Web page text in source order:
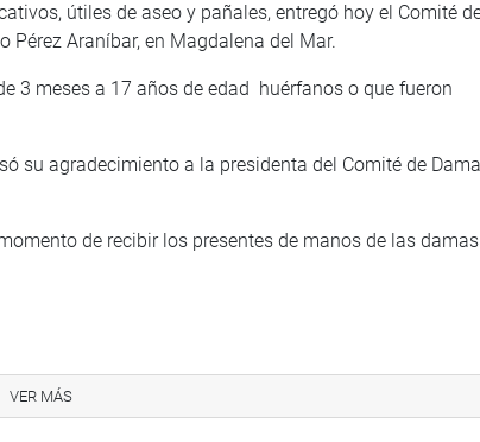
útiles de aseo y pañales, entregó hoy el Comité
Araníbar, en Magdalena del Mar.
3 meses a 17 años de edad huérfanos o que fueron
su agradecimiento a la presidenta del Comité de
de recibir los presentes de manos de las
VER MÁS